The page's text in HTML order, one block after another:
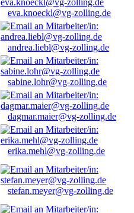
eva.knoeckl@vg-zolling.de
andrea.liebl@vg-zolling.de
sabine.lohr@vg-zolling.de
dagmar.maier@vg-zolling.de
erika.mehl@vg-zolling.de
stefan.meyer@vg-zolling.de